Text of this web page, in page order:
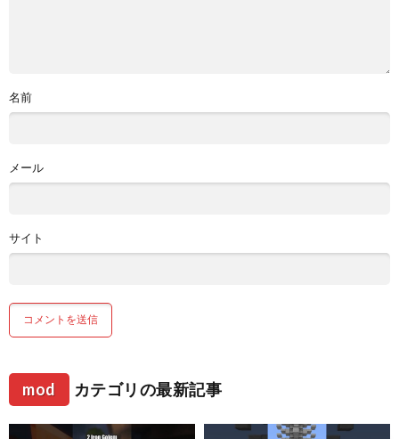
名前
メール
サイト
mod カテゴリの最新記事